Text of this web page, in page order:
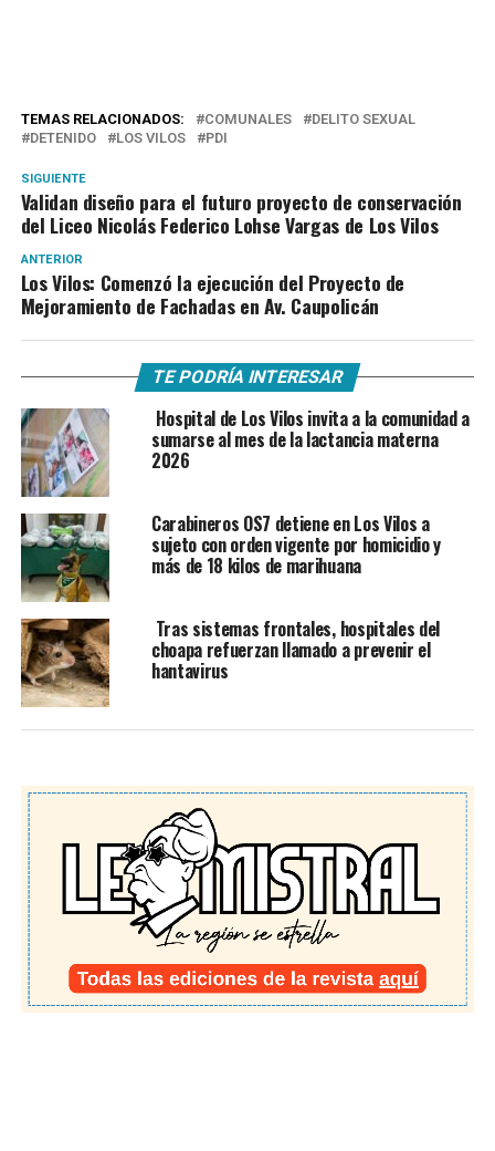
TEMAS RELACIONADOS: COMUNALES
DELITO SEXUAL
DETENIDO
LOS VILOS PDI
SIGUIENTE
Validan diseño para el futuro proyecto de conservación
del Liceo Nicolás Federico Lohse Vargas de Los Vilos
ANTERIOR
Los Vilos: Comenzó la ejecución del Proyecto de
Mejoramiento de Fachadas en Av. Caupolicán
TE PODRÍA INTERESAR
Hospital de Los Vilos invita a la comunidad a
sumarse al mes de la lactancia materna
2026
Carabineros OS7 detiene en Los Vilos a
sujeto con orden vigente por homicidio y
más de 18 kilos de marihuana
Tras sistemas frontales, hospitales del
choapa refuerzan llamado a prevenir el
hantavirus